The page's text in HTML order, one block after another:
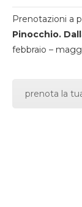
Prenotazioni a
Pinocchio.
febbraio –
prenota la